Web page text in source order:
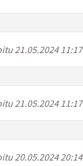
21.05.2024 11:17
21.05.2024 11:17
20.05.2024 20:14